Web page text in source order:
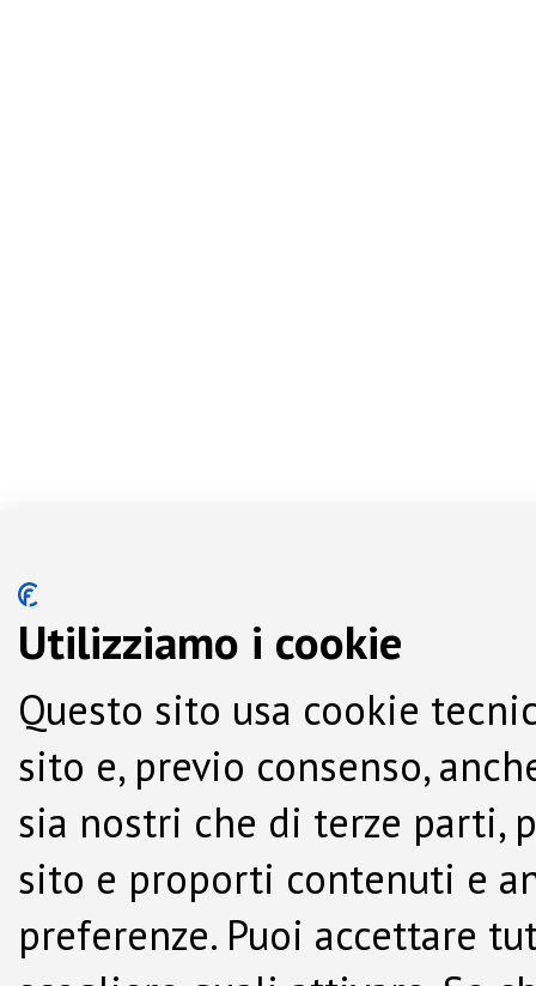
Utilizziamo i cookie
Questo sito usa cookie
sito e, previo consenso,
sia nostri che di terze parti,
sito e proporti contenuti e
preferenze. Puoi accettare